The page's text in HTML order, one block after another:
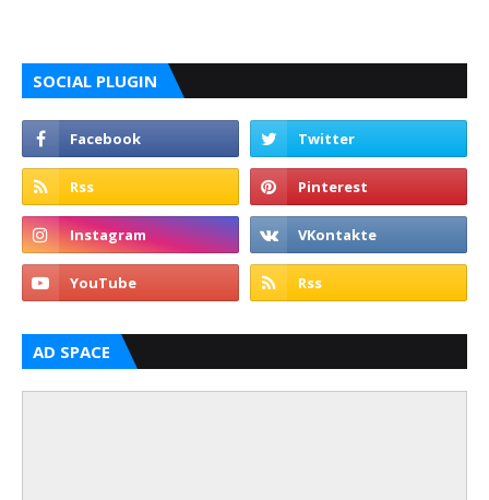
SOCIAL PLUGIN
AD SPACE